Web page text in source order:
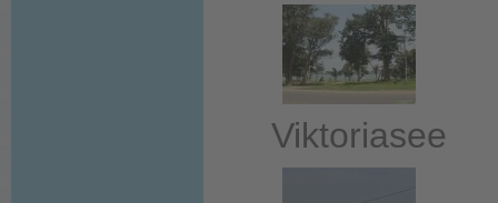
Viktoriasee